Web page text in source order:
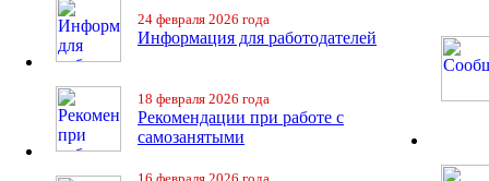
24 февраля 2026 года
Информация для работодателей
18 февраля 2026 года
Рекомендации при работе с
самозанятыми